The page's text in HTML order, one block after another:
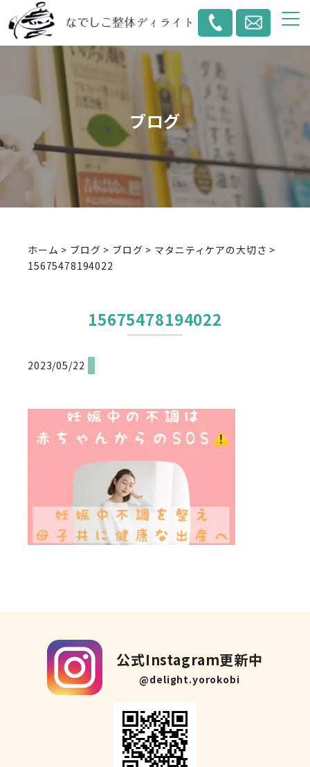
ブログ
ホーム > ブログ > ブログ > マタニティケアの大切さ >
15675478194022
15675478194022
2023/05/22
公式Instagram更新中
@delight.yorokobi